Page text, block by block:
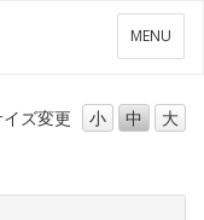
メ
ニ
ー
MENU
ズ変更 小 中 大